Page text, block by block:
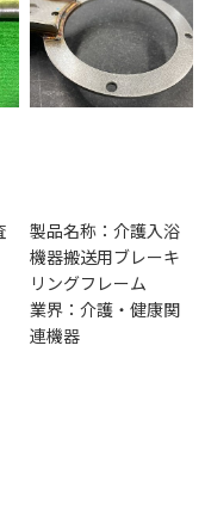
製品名称：介護入浴
機器搬送用ブレーキ
リングフレーム
業界：介護・健康関
連機器